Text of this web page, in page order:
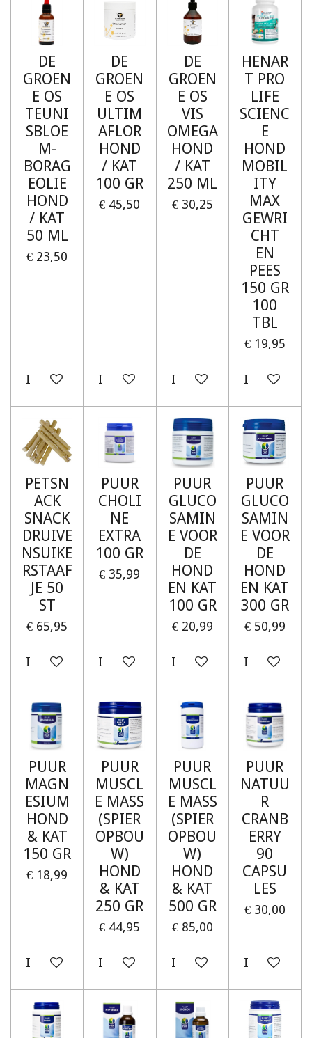
DE
GROEN
E OS
TEUNI
SBLOE
M-
BORAG
EOLIE
HOND
/ KAT
50 ML
€ 23,50
In winkelwagen
DE
GROEN
E OS
ULTIM
AFLOR
HOND
/ KAT
100 GR
€ 45,50
In winkelwagen
DE
GROEN
E OS
VIS
OMEGA
HOND
/ KAT
250 ML
€ 30,25
In winkelwagen
HENAR
T PRO
LIFE
SCIENC
E
HOND
MOBIL
ITY
MAX
GEWRI
CHT
EN
PEES
150 GR
100
TBL
€ 19,95
In
PETSN
ACK
SNACK
DRUIVE
NSUIKE
RSTAAF
JE 50
ST
€ 65,95
In winkelwagen
PUUR
CHOLI
NE
EXTRA
100 GR
€ 35,99
In winkelwagen
PUUR
GLUCO
SAMIN
E VOOR
DE
HOND
EN KAT
100 GR
€ 20,99
In winkelwagen
PUUR
GLUCO
SAMIN
E VOOR
DE
HOND
EN KAT
300 GR
€ 50,99
In
PUUR
MAGN
ESIUM
HOND
& KAT
150 GR
€ 18,99
In winkelwagen
PUUR
MUSCL
E MASS
(SPIER
OPBOU
W)
HOND
& KAT
250 GR
€ 44,95
In winkelwagen
PUUR
MUSCL
E MASS
(SPIER
OPBOU
W)
HOND
& KAT
500 GR
€ 85,00
In winkelwagen
PUUR
NATUU
R
CRANB
ERRY
90
CAPSU
LES
€ 30,00
In